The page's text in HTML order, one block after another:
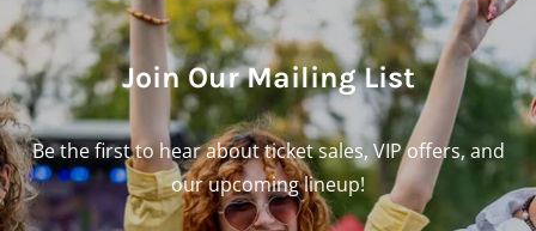
Join Our Mailing List
Be the first to hear about ticket sales, VIP offers, and
our upcoming lineup!